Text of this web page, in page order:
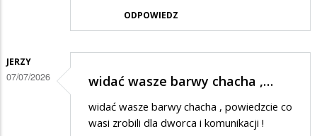
ODPOWIEDZ
JERZY
07/07/2026 widać wasze barwy chacha ,…
widać wasze barwy chacha , powiedzcie co
wasi zrobili dla dworca i komunikacji !